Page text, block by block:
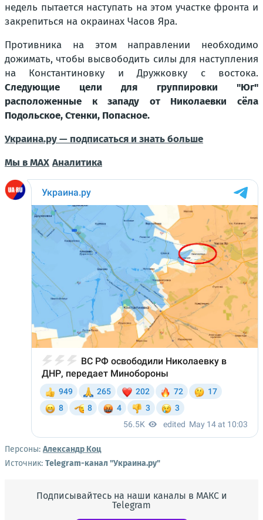
недель пытается наступать на этом участке фронта и
закрепиться на окраинах Часов Яра.
Противника на этом направлении необходимо
дожимать, чтобы высвободить силы для наступления
на Константиновку и Дружковку с востока.
Следующие цели для группировки "Юг"
расположенные к западу от Николаевки сёла
Подольское, Стенки, Попасное.
Украина.ру — подписаться и знать больше
Мы в MAX Аналитика
Персоны: Александр Коц
Источник: Telegram-канал "Украина.ру"
Подписывайтесь на наши каналы в МАКС и
Telegram